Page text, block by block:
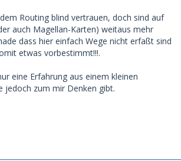
Routing blind vertrauen, doch sind auf
auch Magellan-Karten) weitaus mehr
dass hier einfach Wege nicht erfaßt sind
etwas vorbestimmt!!!.
eine Erfahrung aus einem kleinen
jedoch zum mir Denken gibt.